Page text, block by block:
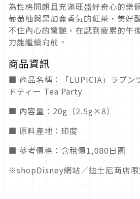
為性格開朗且充滿旺盛好奇心的樂
葡萄柚與黑加侖香氣的紅茶，美好
不住內心的驚艷，在感到疲累的午
力能繼續向前。
商品資訊
■ 商品名稱：「LUPICIA」ラプン
ドティー Tea Party
■ 內容量：20g（2.5g×8）
■ 原料產地：印度
■ 參考價格：含稅價1,080日圓
※shopDisney網站／迪士尼商店限